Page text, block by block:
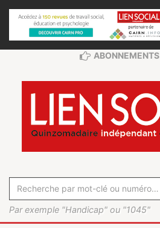
Par exemple "Handicap" ou "1045"
ABONNEMENTS